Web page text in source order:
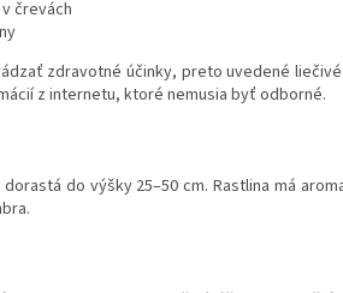
črevách
zdravotné účinky, preto uvedené
z internetu, ktoré nemusia byť odborné.
do výšky 25–50 cm. Rastlina má